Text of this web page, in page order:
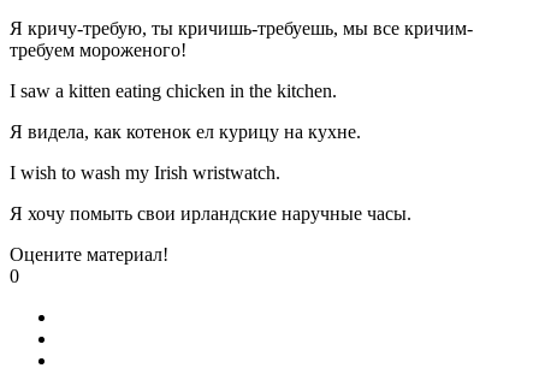
Я кричу-требую, ты кричишь-требуешь, мы все кричим-
требуем мороженого!
I saw a kitten eating chicken in the kitchen.
Я видела, как котенок ел курицу на кухне.
I wish to wash my Irish wristwatch.
Я хочу помыть свои ирландские наручные часы.
Оцените материал!
0